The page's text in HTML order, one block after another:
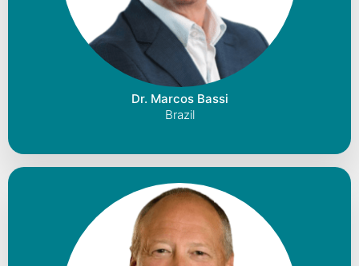
Dr. Marcos Bassi
Brazil